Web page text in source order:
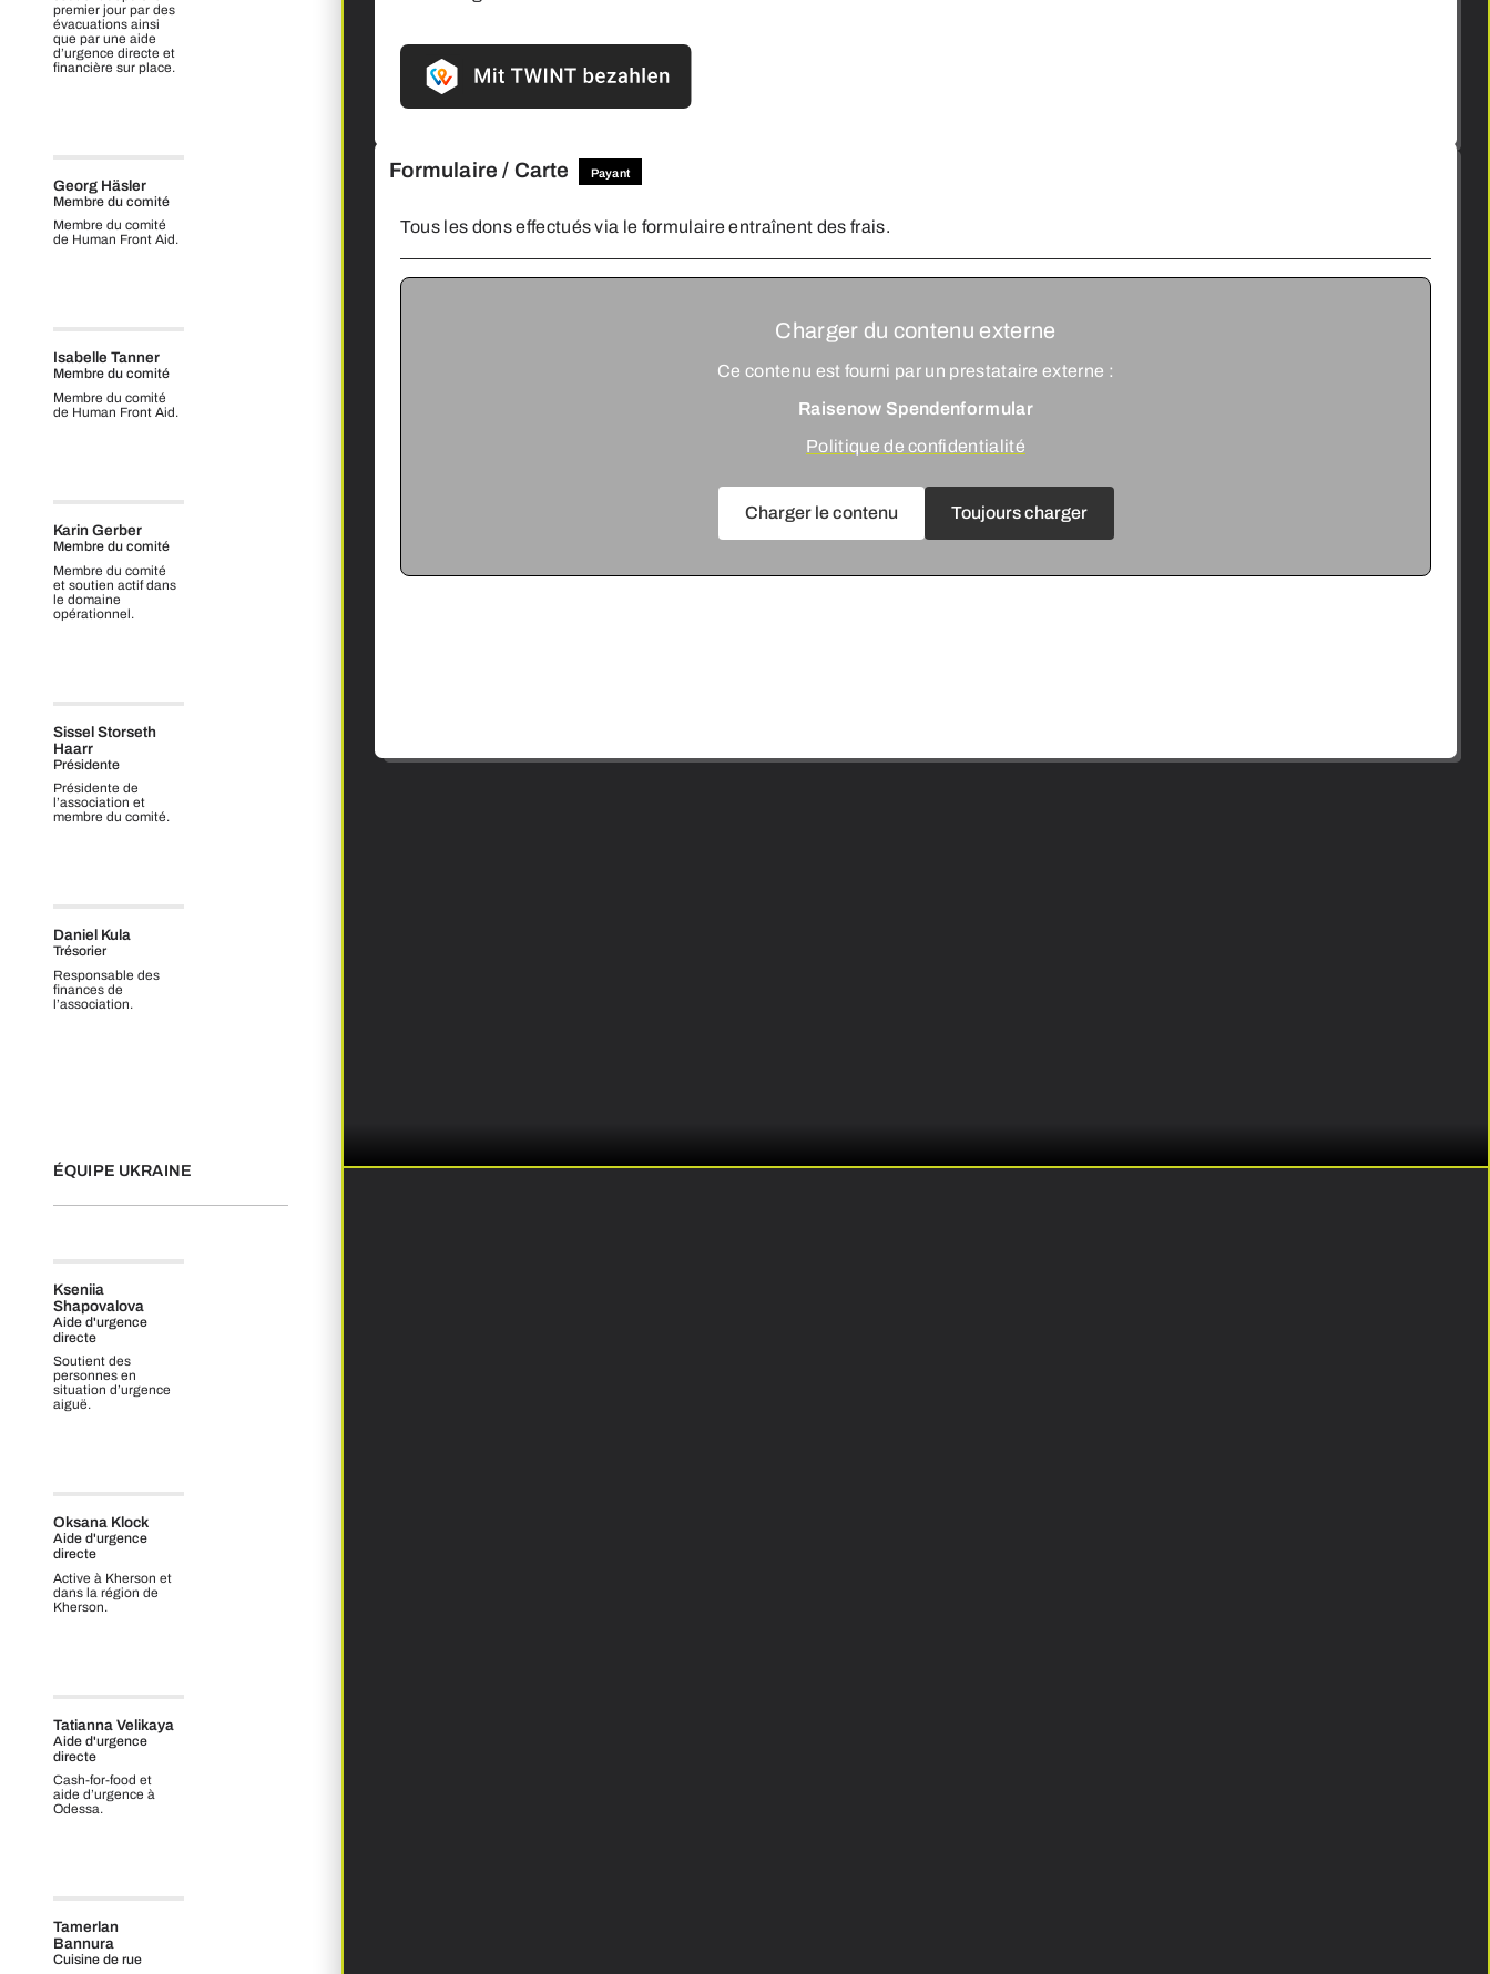
premier jour par des
évacuations ainsi
que par une aide
d’urgence directe et
financière sur place.
Georg Häsler
Membre du comité
Membre du comité
de Human Front Aid.
Isabelle Tanner
Membre du comité
Membre du comité
de Human Front Aid.
Karin Gerber
Membre du comité
Membre du comité
et soutien actif dans
le domaine
opérationnel.
Sissel Storseth
Haarr
Présidente
Présidente de
l’association et
membre du comité.
Daniel Kula
Trésorier
Responsable des
finances de
l’association.
ÉQUIPE UKRAINE
Kseniia
Shapovalova
Aide d'urgence
directe
Soutient des
personnes en
situation d’urgence
aiguë.
Oksana Klock
Aide d'urgence
directe
Active à Kherson et
dans la région de
Kherson.
Tatianna Velikaya
Aide d'urgence
directe
Cash‑for‑food et
aide d’urgence à
Odessa.
Tamerlan
Bannura
Cuisine de rue
Formulaire / Carte Payant
Tous les dons effectués via le formulaire entraînent des frais.
Charger du contenu externe
Ce contenu est fourni par un prestataire externe :
Raisenow Spendenformular
Politique de confidentialité
Charger le contenu Toujours charger